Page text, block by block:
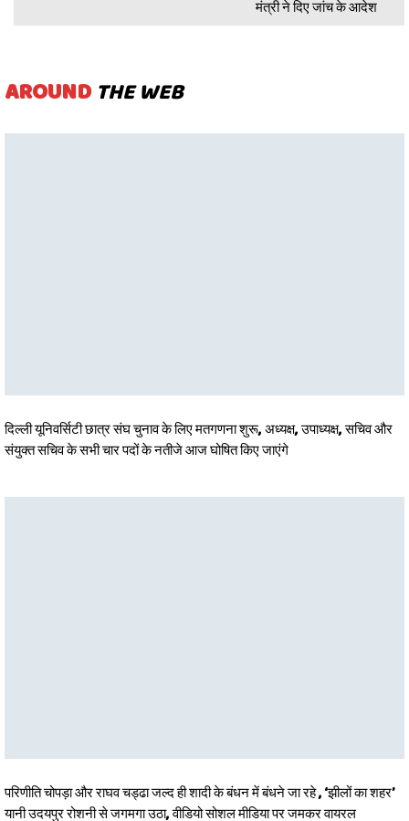
मंत्री ने दिए जांच के आदेश
AROUND THE WEB
दिल्ली यूनिवर्सिटी छात्र संघ चुनाव के लिए मतगणना शुरू, अध्यक्ष, उपाध्यक्ष, सचिव और
संयुक्त सचिव के सभी चार पदों के नतीजे आज घोषित किए जाएंगे
परिणीति चोपड़ा और राघव चड्ढा जल्द ही शादी के बंधन में बंधने जा रहे , ‘झीलों का शहर’
यानी उदयपुर रोशनी से जगमगा उठा, वीडियो सोशल मीडिया पर जमकर वायरल